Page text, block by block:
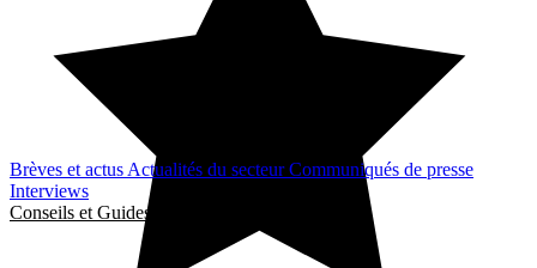
Brèves et actus Actualités du secteurCommuniqués de presse
Interviews
Conseils et Guides